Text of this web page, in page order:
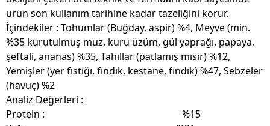
ürün son kullanım tarihine kadar tazeliğini korur.
İçindekiler : Tohumlar (Buğday, aspir) %4, Meyve (min.
%35 kurutulmuş muz, kuru üzüm, gül yaprağı, papaya,
şeftali, ananas) %35, Tahıllar (patlamış mısır) %12,
Yemişler (yer fıstığı, fındık, kestane, fındık) %47, Sebzeler
(havuç) %2
Analiz Değerleri :
Protein : %15